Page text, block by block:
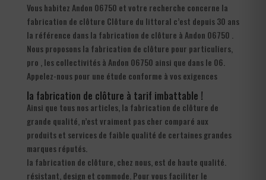
Vous habitez Andon 06750 et votre recherche concerne la
fabrication de clôture Clôture du littoral c’est depuis 30 ans
la référence dans la fabrication de clôture à Andon 06750 .
Nous proposons la fabrication de clôture pour particuliers,
pro , les collectivités à Andon 06750 ainsi que dans le 06.
Appelez-nous pour une étude conforme à vos exigences
la fabrication de clôture à tarif imbattable !
Ainsi que tous nos articles, la fabrication de clôture de
grande qualité, n’est vraiment pas cher comparé aux
produits et services de faible qualité de certaines grandes
marques réputés.
la fabrication de clôture, chez nous, est de haute qualité.
résistant, design et commode. Pour vous faciliter le